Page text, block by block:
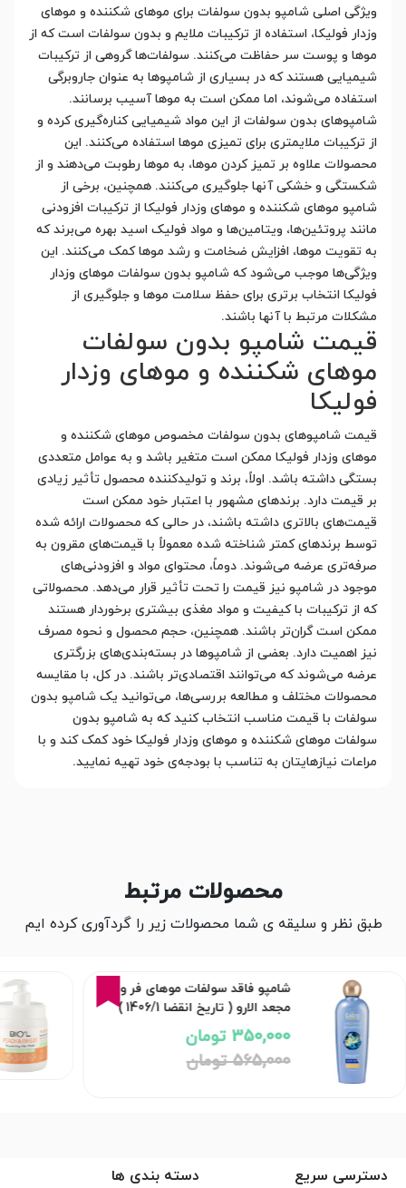
ویژگی اصلی شامپو بدون سولفات برای موهای شکننده و موهای
وزدار فولیکا، استفاده از ترکیبات ملایم و بدون سولفات است که از
موها و پوست سر حفاظت می‌کنند. سولفات‌ها گروهی از ترکیبات
شیمیایی هستند که در بسیاری از شامپوها به عنوان جاروبرگی
استفاده می‌شوند، اما ممکن است به موها آسیب برسانند.
شامپوهای بدون سولفات از این مواد شیمیایی کناره‌گیری کرده و
از ترکیبات ملایمتری برای تمیزی موها استفاده می‌کنند. این
محصولات علاوه بر تمیز کردن موها، به موها رطوبت می‌دهند و از
شکستگی و خشکی آنها جلوگیری می‌کنند. همچنین، برخی از
شامپو موهای شکننده و موهای وزدار فولیکا از ترکیبات افزودنی
مانند پروتئین‌ها، ویتامین‌ها و مواد فولیک اسید بهره می‌برند که
به تقویت موها، افزایش ضخامت و رشد موها کمک می‌کنند. این
ویژگی‌ها موجب می‌شود که شامپو بدون سولفات موهای وزدار
فولیکا انتخاب برتری برای حفظ سلامت موها و جلوگیری از
مشکلات مرتبط با آنها باشند.
قیمت شامپو بدون سولفات
موهای شکننده و موهای وزدار
فولیکا
قیمت شامپوهای بدون سولفات مخصوص موهای شکننده و
موهای وزدار فولیکا ممکن است متغیر باشد و به عوامل متعددی
بستگی داشته باشد. اولاً، برند و تولیدکننده محصول تأثیر زیادی
بر قیمت دارد. برندهای مشهور با اعتبار خود ممکن است
قیمت‌های بالاتری داشته باشند، در حالی که محصولات ارائه شده
توسط برندهای کمتر شناخته شده معمولاً با قیمت‌های مقرون به
صرفه‌تری عرضه می‌شوند. دوماً، محتوای مواد و افزودنی‌های
موجود در شامپو نیز قیمت را تحت تأثیر قرار می‌دهد. محصولاتی
که از ترکیبات با کیفیت و مواد مغذی بیشتری برخوردار هستند
ممکن است گران‌تر باشند. همچنین، حجم محصول و نحوه مصرف
نیز اهمیت دارد. بعضی از شامپوها در بسته‌بندی‌های بزرگتری
عرضه می‌شوند که می‌توانند اقتصادی‌تر باشند. در کل، با مقایسه
محصولات مختلف و مطالعه بررسی‌ها، می‌توانید یک شامپو بدون
سولفات با قیمت مناسب انتخاب کنید که به شامپو بدون
سولفات موهای شکننده و موهای وزدار فولیکا خود کمک کند و با
مراعات نیازهایتان به تناسب با بودجه‌ی خود تهیه نمایید.
محصولات مرتبط
طبق نظر و سلیقه ی شما محصولات زیر را گردآوری کرده ایم
شامپو فاقد سولفات موهای فر و
مجعد الارو ( تاریخ انقضا 1406/1 )
350,000 تومان
565,000 تومان
دسترسی سریع دسته بندی ها